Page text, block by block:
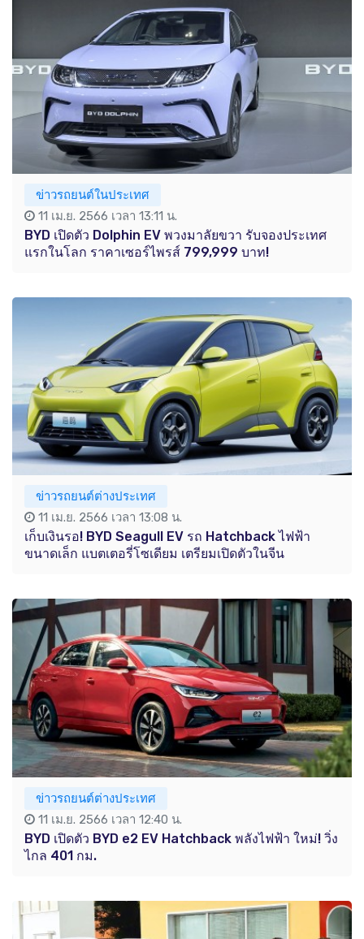
ข่าวรถยนต์ในประเทศ
11 เม.ย. 2566 เวลา 13:11 น.
BYD เปิดตัว Dolphin EV พวงมาลัยขวา รับจองประเทศ
แรกในโลก ราคาเซอร์ไพรส์ 799,999 บาท!
ข่าวรถยนต์ต่างประเทศ
11 เม.ย. 2566 เวลา 13:08 น.
เก็บเงินรอ! BYD Seagull EV รถ Hatchback ไฟฟ้า
ขนาดเล็ก แบตเตอรี่โซเดียม เตรียมเปิดตัวในจีน
ข่าวรถยนต์ต่างประเทศ
11 เม.ย. 2566 เวลา 12:40 น.
BYD เปิดตัว BYD e2 EV Hatchback พลังไฟฟ้า ใหม่! วิ่ง
ไกล 401 กม.